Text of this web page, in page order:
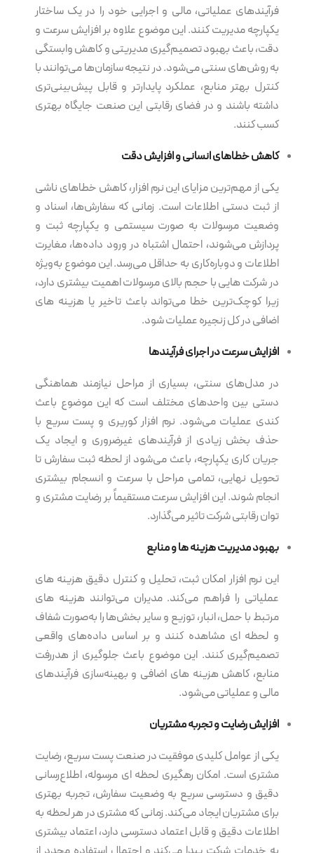
فرآیندهای عملیاتی، مالی و اجرایی خود را در یک ساختار
یکپارچه مدیریت کنند. این موضوع علاوه بر افزایش سرعت و
دقت، باعث بهبود تصمیم‌گیری مدیریتی و کاهش وابستگی
به روش‌های سنتی می‌شود. در نتیجه سازمان‌ها می‌توانند با
کنترل بهتر منابع، عملکرد پایدارتر و قابل پیش‌بینی‌تری
داشته باشند و در فضای رقابتی این صنعت جایگاه بهتری
کسب کنند.
کاهش خطاهای انسانی و افزایش دقت
یکی از مهم‌ترین مزایای این نرم‌ افزار، کاهش خطاهای ناشی
از ثبت دستی اطلاعات است. زمانی که سفارش‌ها، اسناد و
وضعیت مرسولات به صورت سیستمی و یکپارچه ثبت و
پردازش می‌شوند، احتمال اشتباه در ورود داده‌ها، مغایرت
اطلاعات و دوباره‌کاری به حداقل می‌رسد. این موضوع به‌ویژه
در شرکت هایی با حجم بالای مرسولات اهمیت بیشتری دارد،
زیرا کوچک‌ترین خطا می‌تواند باعث تاخیر یا هزینه های
اضافی در کل زنجیره عملیات شود.
افزایش سرعت در اجرای فرآیندها
در مدل‌های سنتی، بسیاری از مراحل نیازمند هماهنگی
دستی بین واحدهای مختلف است که این موضوع باعث
کندی عملیات می‌شود. نرم‌ افزار کوریری و پست سریع با
حذف بخش زیادی از فرآیندهای غیرضروری و ایجاد یک
جریان کاری یکپارچه، باعث می‌شود از لحظه ثبت سفارش تا
تحویل نهایی، تمامی مراحل با سرعت و انسجام بیشتری
انجام شوند. این افزایش سرعت مستقیماً بر رضایت مشتری و
توان رقابتی شرکت تاثیر می‌گذارد.
بهبود مدیریت هزینه ها و منابع
این نرم‌ افزار امکان ثبت، تحلیل و کنترل دقیق هزینه های
عملیاتی را فراهم می‌کند. مدیران می‌توانند هزینه های
مرتبط با حمل، انبار، توزیع و سایر بخش‌ها را به‌صورت شفاف
و لحظه ای مشاهده کنند و بر اساس داده‌های واقعی
تصمیم‌گیری کنند. این موضوع باعث جلوگیری از هدررفت
منابع، کاهش هزینه های اضافی و بهینه‌سازی فرآیندهای
مالی و عملیاتی می‌شود.
افزایش رضایت و تجربه مشتریان
یکی از عوامل کلیدی موفقیت در صنعت پست سریع، رضایت
مشتری است. امکان رهگیری لحظه ای مرسوله، اطلاع‌رسانی
دقیق و دسترسی سریع به وضعیت سفارش، تجربه بهتری
برای مشتریان ایجاد می‌کند. زمانی که مشتری در هر لحظه به
اطلاعات دقیق و قابل اعتماد دسترسی دارد، اعتماد بیشتری